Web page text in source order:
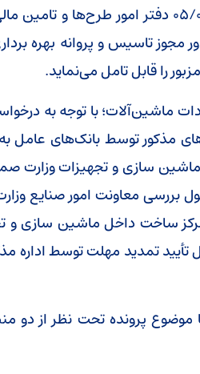
برداری؛ باتوجه به نامه‌های مورخ ۱۰/۰۷/۹۷ و مورخ ۰۵/۰۸/۹۷ دفتر امور
تاسیس و پروانه بهره
را قابل تامل می‌نماید.
ماشین‌آلات؛ با توجه به
مذکور توسط بانک‌های عامل
سازی و تجهیزات وزارت
بررسی معاونت امور صنایع
مسئولیت طی نامه مورخ ۰۴/۰۸/۱۳۹۸ به مرکز ساخت داخل ماشین
تمدید مهلت توسط اداره
پرونده تحت نظر از دو